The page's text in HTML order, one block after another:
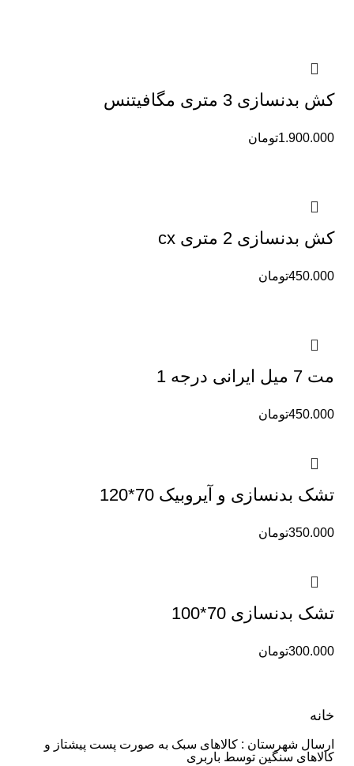
کش بدنسازی 3 متری مگافیتنس
تومان1.900.000
کش بدنسازی 2 متری cx
تومان450.000
مت 7 میل ایرانی درجه 1
تومان450.000
تشک بدنسازی و آیروبیک 70*120
تومان350.000
تشک بدنسازی 70*100
تومان300.000
خانه
ارسال شهرستان : کالاهای سبک به صورت پست پیشتاز و
کالاهای سنگین توسط باربری